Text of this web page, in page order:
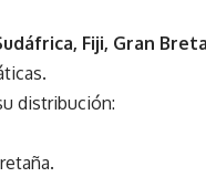
Fiji, Gran
distribución: